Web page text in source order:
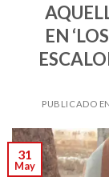
EN
PUBLICADO
31
May